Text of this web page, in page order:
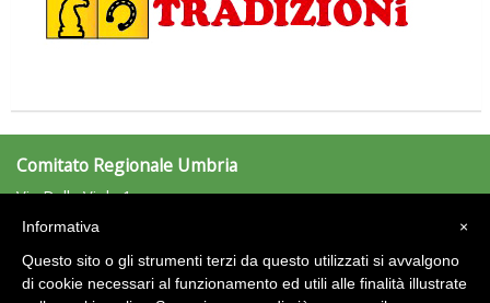
Comitato Regionale Umbria
Via Della Viola 1
06122 Perugia (PG)
e-mail:umbria@uisp.it
×
Informativa
Questo sito o gli strumenti terzi da questo utilizzati si avvalgono
di cookie necessari al funzionamento ed utili alle finalità illustrate